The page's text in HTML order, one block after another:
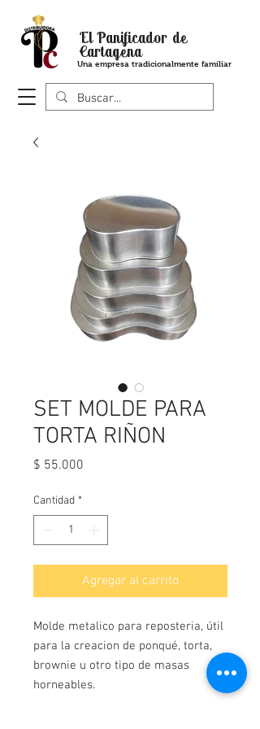
El Panificador de
Cartagena
Una empresa tradicionalmente familiar
SET MOLDE PARA
TORTA RIÑON
$ 55.000
Cantidad *
Agregar al carrito
Molde metalico para reposteria, útil
para la creacion de ponqué, torta,
brownie u otro tipo de masas
horneables.